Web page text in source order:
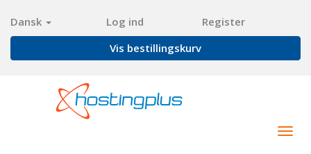
Dansk Log ind
Register
Vis bestillingskurv